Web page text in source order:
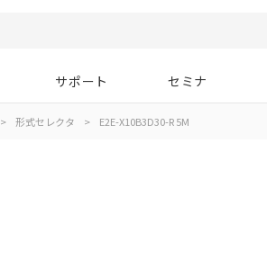
サポート セミナ
> 形式セレクタ > E2E-X10B3D30-R 5M